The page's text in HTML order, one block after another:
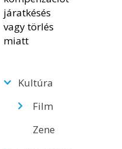
Kultúra
Film
Zene